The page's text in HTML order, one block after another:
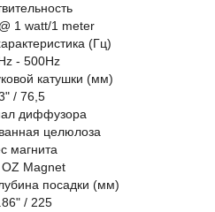
1 watt/1 meter
(Гц)
- 500Hz
катушки (мм)
/ 76,5
диффузора
целюлоза
магнита
Magnet
посадки (мм)
/ 225